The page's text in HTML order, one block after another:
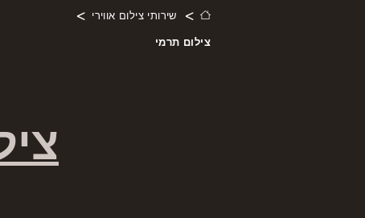
> שירותי צילום אווירי >
צילום תרמי